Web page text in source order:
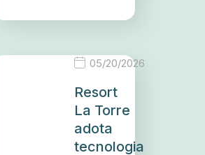
05/20/2026
Resort
La Torre
adota
tecnologia